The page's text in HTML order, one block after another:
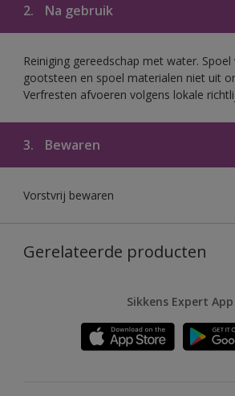
2. Na gebruik
Reiniging gereedschap met water.
gootsteen en spoel materialen niet uit
Verfresten afvoeren volgens lokale
3. Bewaren
Vorstvrij bewaren
Gerelateerde producten
Sikkens Expert App